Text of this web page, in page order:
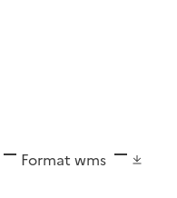
Format wms